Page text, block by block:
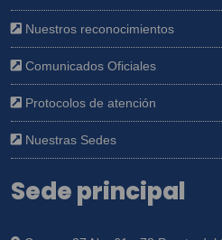
Nuestros reconocimientos
Comunicados Oficiales
Protocolos de atención
Nuestras Sedes
Sede principal